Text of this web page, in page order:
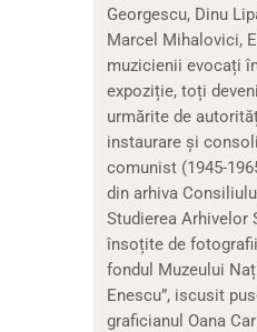
Georgescu, Dinu
Marcel Mihalovici,
muzicienii evocați
expoziție, toți
urmărite de
instaurare și
comunist (1945-
din arhiva
Studierea Arhivelor
însoțite de
fondul Muzeului
Enescu”, iscusit
graficianul Oana